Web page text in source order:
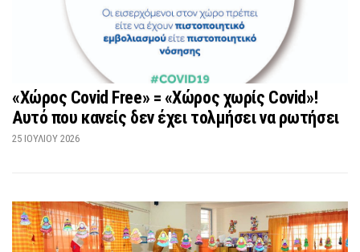
«Χώρος Covid Free» = «Χώρος χωρίς Covid»!
Αυτό που κανείς δεν έχει τολμήσει να ρωτήσει
25 ΙΟΥΛΊΟΥ 2026